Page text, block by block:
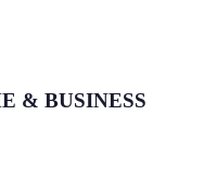
& BUSINESS